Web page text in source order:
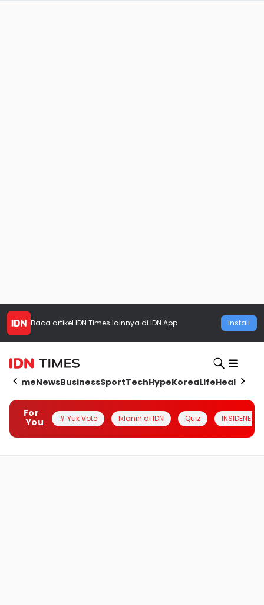
Baca artikel IDN Times lainnya di IDN App Install
HomeNewsBusinessSportTechHypeKoreaLifeHealth
For
You
# Yuk Vote Iklanin di IDN Quiz INSIDENESIA